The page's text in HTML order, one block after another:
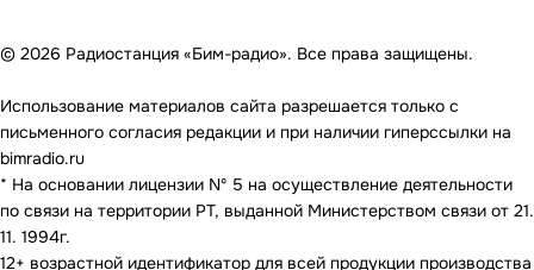
© 2026 Радиостанция «Бим-радио». Все права защищены.
Использование материалов сайта разрешается только с
письменного согласия редакции и при наличии гиперссылки на
bimradio.ru
* На основании лицензии Nº 5 на осуществление деятельности
по связи на территории РТ, выданной Министерством связи от 21.
11. 1994г.
12+ возрастной идентификатор для всей продукции производства